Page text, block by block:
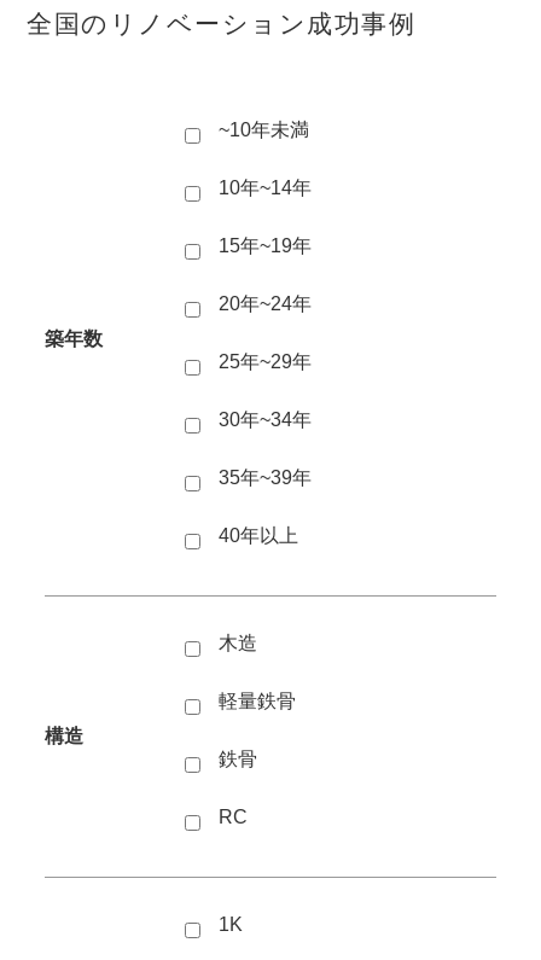
全国のリノベーション成功事例
築年数
~10年未満
10年~14年
15年~19年
20年~24年
25年~29年
30年~34年
35年~39年
40年以上
構造
木造
軽量鉄骨
鉄骨
RC
1K